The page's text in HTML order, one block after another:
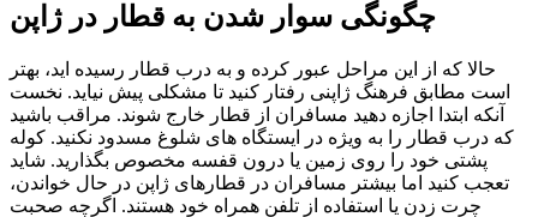
چگونگی سوار شدن به قطار در ژاپن
حالا که از این مراحل عبور کرده و به درب قطار رسیده اید، بهتر
است مطابق فرهنگ ژاپنی رفتار کنید تا مشکلی پیش نیاید. نخست
آنکه ابتدا اجازه دهید مسافران از قطار خارج شوند. مراقب باشید
که درب قطار را به ویژه در ایستگاه های شلوغ مسدود نکنید. کوله
پشتی خود را روی زمین یا درون قفسه مخصوص بگذارید. شاید
تعجب کنید اما بیشتر مسافران در قطارهای ژاپن در حال خواندن،
چرت زدن یا استفاده از تلفن همراه خود هستند. اگرچه صحبت